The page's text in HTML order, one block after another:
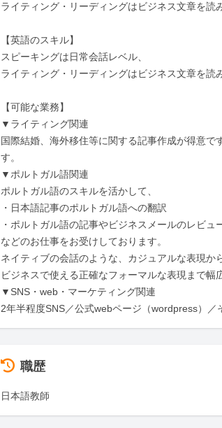
ライティング・リーディングはビジネス文章を読
【英語のスキル】
スピーキングは日常会話レベル、
ライティング・リーディングはビジネス文章を読
【可能な業務】
▼ライティング関連
国際結婚、海外移住等に関する記事作成が得意
す。
▼ポルトガル語関連
ポルトガル語のスキルを活かして、
・日本語記事のポルトガル語への翻訳
・ポルトガル語の記事やビジネスメールのレビュ
などのお仕事をお受けしております。
ネイティブの会話のような、カジュアルな表現から
ビジネスで使える正確なフォーマルな表現まで幅
▼SNS・web・マーケティング関連
2年半程度SNS／公式webページ（wordpress）
職歴
日本語教師